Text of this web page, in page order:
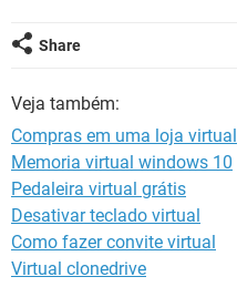
Share
Veja também:
Compras em uma loja virtual
Memoria virtual windows 10
Pedaleira virtual grátis
Desativar teclado virtual
Como fazer convite virtual
Virtual clonedrive